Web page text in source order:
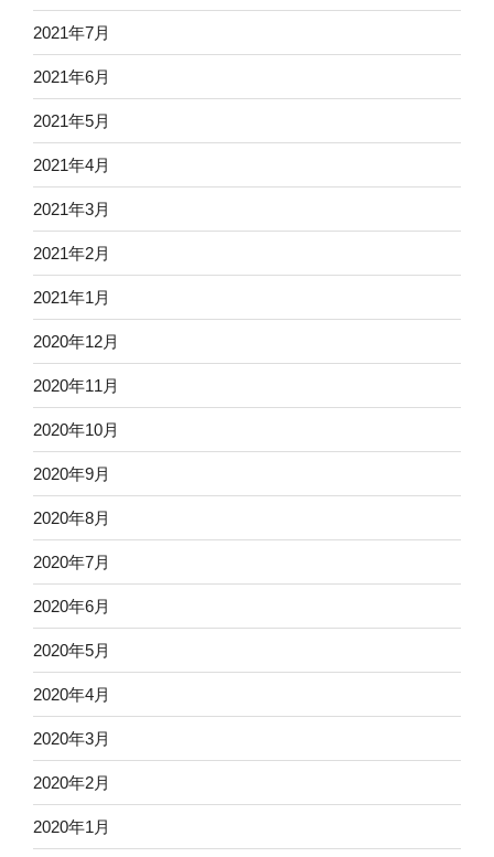
2021年7月
2021年6月
2021年5月
2021年4月
2021年3月
2021年2月
2021年1月
2020年12月
2020年11月
2020年10月
2020年9月
2020年8月
2020年7月
2020年6月
2020年5月
2020年4月
2020年3月
2020年2月
2020年1月